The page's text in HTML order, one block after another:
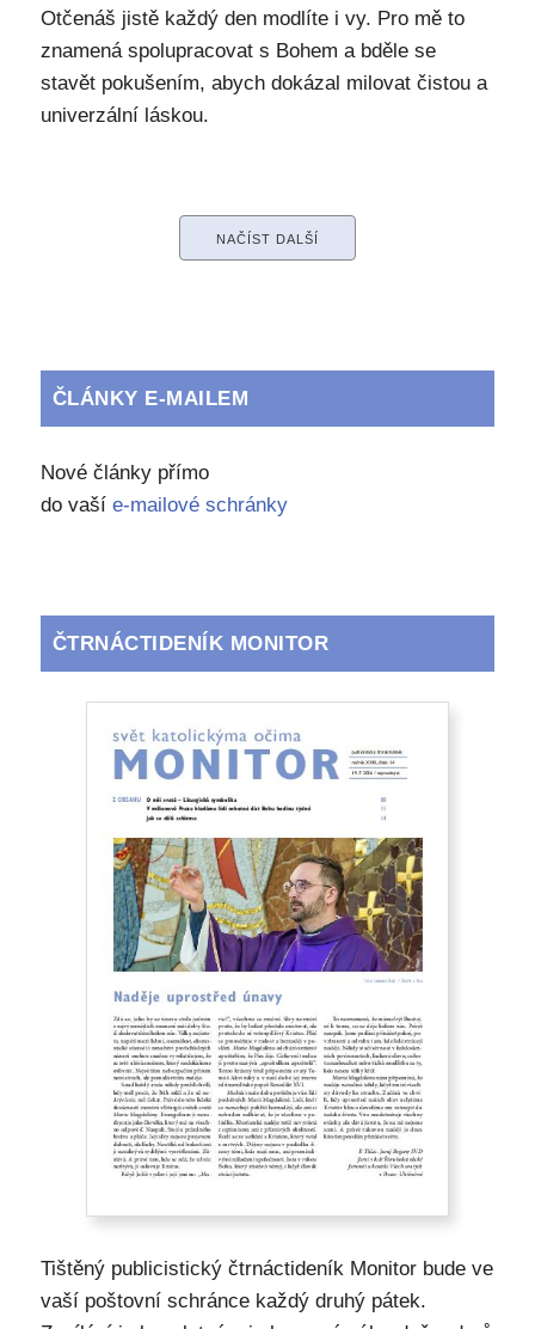
Otčenáš jistě každý den modlíte i vy. Pro mě to
znamená spolupracovat s Bohem a bděle se
stavět pokušením, abych dokázal milovat čistou a
univerzální láskou.
NAČÍST DALŠÍ
ČLÁNKY E-MAILEM
Nové články přímo
do vaší e-mailové schránky
ČTRNÁCTIDENÍK MONITOR
Tištěný publicistický čtrnáctideník Monitor bude ve
vaší poštovní schránce každý druhý pátek.